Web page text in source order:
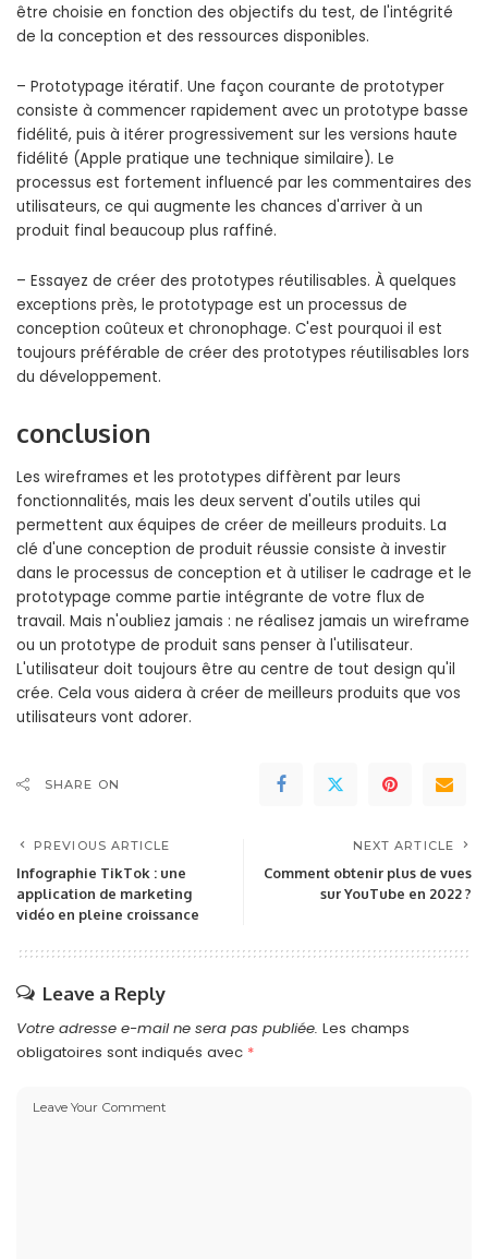
être choisie en fonction des objectifs du test, de l'intégrité
de la conception et des ressources disponibles.
– Prototypage itératif. Une façon courante de prototyper
consiste à commencer rapidement avec un prototype basse
fidélité, puis à itérer progressivement sur les versions haute
fidélité (Apple pratique une technique similaire). Le
processus est fortement influencé par les commentaires des
utilisateurs, ce qui augmente les chances d'arriver à un
produit final beaucoup plus raffiné.
– Essayez de créer des prototypes réutilisables. À quelques
exceptions près, le prototypage est un processus de
conception coûteux et chronophage. C'est pourquoi il est
toujours préférable de créer des prototypes réutilisables lors
du développement.
conclusion
Les wireframes et les prototypes diffèrent par leurs
fonctionnalités, mais les deux servent d'outils utiles qui
permettent aux équipes de créer de meilleurs produits. La
clé d'une conception de produit réussie consiste à investir
dans le processus de conception et à utiliser le cadrage et le
prototypage comme partie intégrante de votre flux de
travail. Mais n'oubliez jamais : ne réalisez jamais un wireframe
ou un prototype de produit sans penser à l'utilisateur.
L'utilisateur doit toujours être au centre de tout design qu'il
crée. Cela vous aidera à créer de meilleurs produits que vos
utilisateurs vont adorer.
SHARE ON
PREVIOUS ARTICLE
Infographie TikTok : une
application de marketing
vidéo en pleine croissance
NEXT ARTICLE
Comment obtenir plus de vues
sur YouTube en 2022 ?
Leave a Reply
Votre adresse e-mail ne sera pas publiée. Les champs
obligatoires sont indiqués avec *